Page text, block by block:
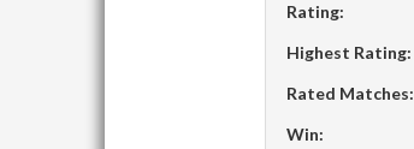
Rating:
Highest Rating:
Rated Matches:
Win: